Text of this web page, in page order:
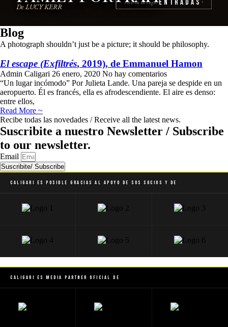
De LUCY KERR
reserva tu lugarEntradas ›
Blog
A photograph shouldn’t just be a picture; it should be philosophy.
El escape (Exfiltrés, 2019), de Emmanuel Hamon
Admin Caligari 26 enero, 2020 No hay comentarios
“Un lugar incómodo” Por Julieta Lande. Una pareja se despide en un
aeropuerto. Él es francés, ella es afrodescendiente. El aire es denso:
entre ellos,
Read More ~
Recibe todas las novedades / Receive all the latest news.
Suscribite a nuestro Newsletter / Subscribe
to our newsletter.
Email
Suscribite/ Subscribe
Caligari es posible gracias al apoyo de sus socios y de
Caligari es Media Partner Oficial de